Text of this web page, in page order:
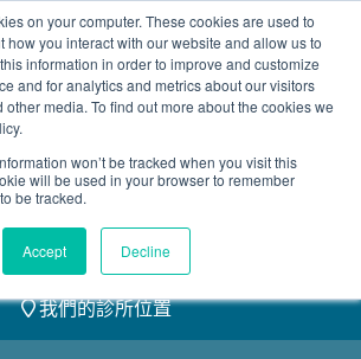
on your computer. These cookies are used to
how you interact with our website and allow us to
information in order to improve and customize
and for analytics and metrics about our visitors
media. To find out more about the cookies we
won’t be tracked when you visit this
will be used in your browser to remember
be tracked.
Accept Decline
預約
我們的醫護團隊
我們的診所位置